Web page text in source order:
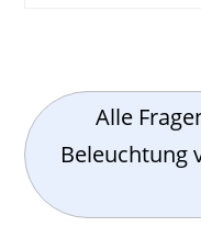
Alle
Beleuchtung